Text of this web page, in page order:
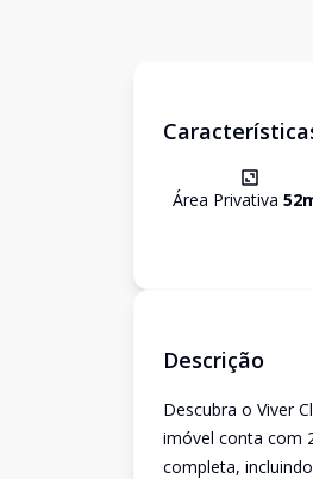
Área Privativa 52
Descrição
Descubra o Viver
imóvel conta com
completa,